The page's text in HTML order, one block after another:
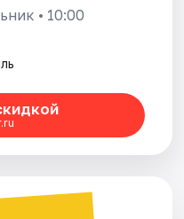
• 10:00